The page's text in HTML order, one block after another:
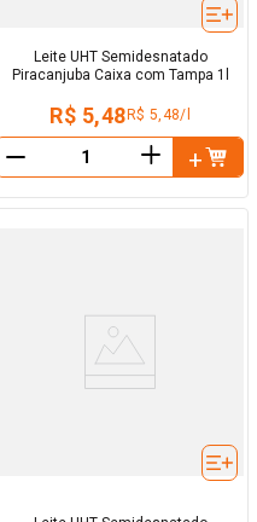
Leite UHT Semidesnatado
Piracanjuba Caixa com Tampa 1l
R$ 5,48 R$ 5,48/l
＋